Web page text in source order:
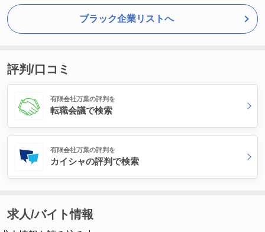
ブラック企業リストへ
評判/口コミ
有限会社万葉の評判を
転職会議で検索
有限会社万葉の評判を
カイシャの評判で検索
求人/バイト情報